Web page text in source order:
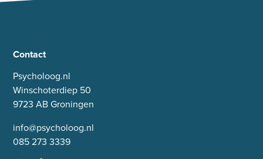
Contact
Psycholoog.nl
Winschoterdiep 50
9723 AB Groningen
info@psycholoog.nl
085 273 3339